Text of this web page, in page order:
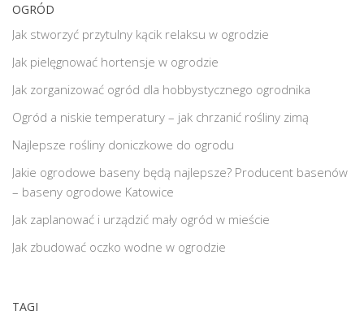
OGRÓD
Jak stworzyć przytulny kącik relaksu w ogrodzie
Jak pielęgnować hortensje w ogrodzie
Jak zorganizować ogród dla hobbystycznego ogrodnika
Ogród a niskie temperatury – jak chrzanić rośliny zimą
Najlepsze rośliny doniczkowe do ogrodu
Jakie ogrodowe baseny będą najlepsze? Producent basenów
– baseny ogrodowe Katowice
Jak zaplanować i urządzić mały ogród w mieście
Jak zbudować oczko wodne w ogrodzie
TAGI